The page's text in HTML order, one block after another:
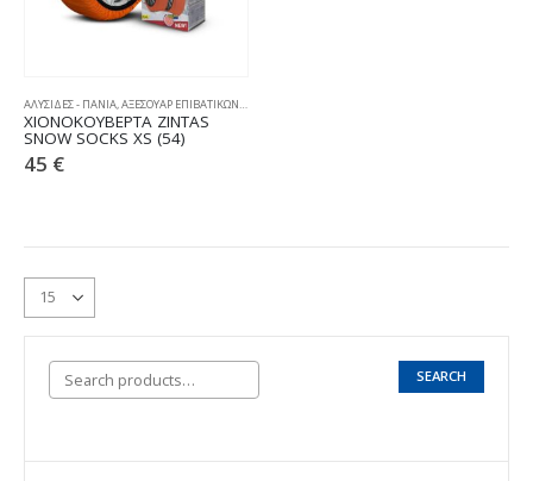
ΑΛΥΣΙΔΕΣ - ΠΑΝΙΑ,ΑΞΕΣΟΥΑΡ ΕΠΙΒΑΤΙΚΩΝ,ΧΙΟΝΟΚΟΥΒΕΡΤΕΣ
ΧΙΟΝΟΚΟΥΒΕΡΤΑ ZINTAS
SNOW SOCKS XS (54)
45 €
SEARCH